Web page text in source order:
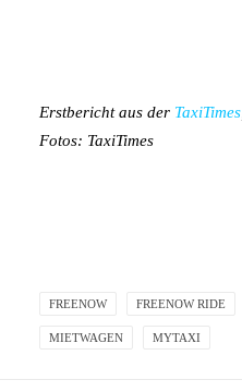
Erstbericht aus der TaxiTimes
Fotos: TaxiTimes
FREENOW FREENOW RIDE
MIETWAGEN MYTAXI